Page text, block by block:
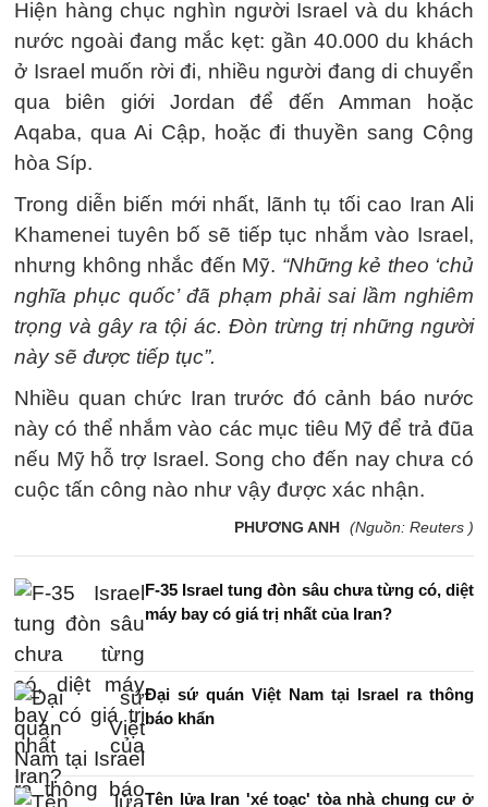
Hiện hàng chục nghìn người Israel và du khách
nước ngoài đang mắc kẹt: gần 40.000 du khách
ở Israel muốn rời đi, nhiều người đang di chuyển
qua biên giới Jordan để đến Amman hoặc
Aqaba, qua Ai Cập, hoặc đi thuyền sang Cộng
hòa Síp.
Trong diễn biến mới nhất, lãnh tụ tối cao Iran Ali
Khamenei tuyên bố sẽ tiếp tục nhắm vào Israel,
nhưng không nhắc đến Mỹ. “Những kẻ theo ‘chủ
nghĩa phục quốc’ đã phạm phải sai lầm nghiêm
trọng và gây ra tội ác. Đòn trừng trị những người
này sẽ được tiếp tục”.
Nhiều quan chức Iran trước đó cảnh báo nước
này có thể nhắm vào các mục tiêu Mỹ để trả đũa
nếu Mỹ hỗ trợ Israel. Song cho đến nay chưa có
cuộc tấn công nào như vậy được xác nhận.
PHƯƠNG ANH (Nguồn: Reuters )
F-35 Israel tung đòn sâu chưa từng có, diệt
máy bay có giá trị nhất của Iran?
Đại sứ quán Việt Nam tại Israel ra thông
báo khẩn
Tên lửa Iran 'xé toạc' tòa nhà chung cư ở